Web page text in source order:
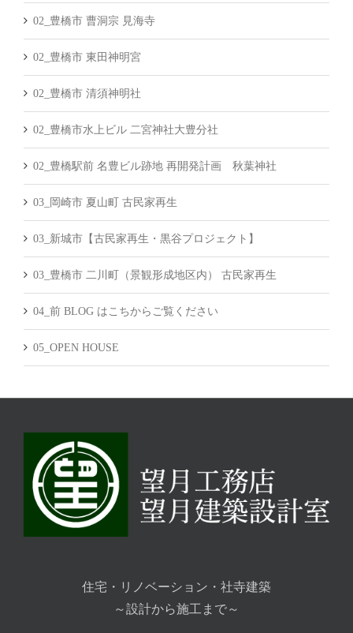
02_豊橋市 曹洞宗 見海寺
02_豊橋市 東田神明宮
02_豊橋市 清須神明社
02_豊橋市水上ビル 二宮神社大豊分社
02_豊橋駅前 名豊ビル跡地 再開発計画 秋葉神社
03_岡崎市 夏山町 古民家再生
03_新城市【古民家再生・黒谷プロジェクト】
03_豊橋市 二川町（景観形成地区内） 古民家再生
04_前 BLOG はこちからご覧ください
05_OPEN HOUSE
住宅・リノベーション・社寺建築
～設計から施工まで～